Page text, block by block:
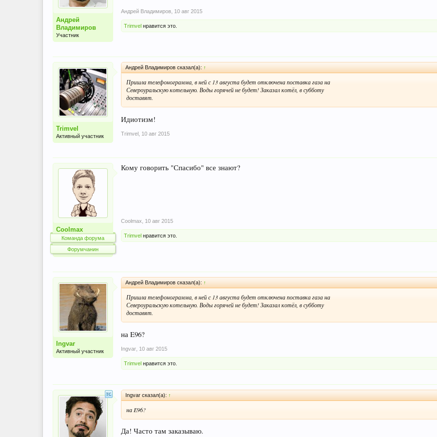
Андрей
Владимиров
Участник
Андрей Владимиров 10 авг 2015
Trimvel нравится это.
Trimvel
Активный участник
Андрей Владимиров сказал(а): ↑
Пришла телефонограмма, в ней с 13 августа будет отключена поставка газа на
Североуральскую котельную. Воды горячей не будет! Заказал котёл, в субботу
доставят.
Идиотизм!
Trimvel 10 авг 2015
Coolmax
Команда форума
Форумчанин
Кому говорить "Спасибо" все знают?
Coolmax 10 авг 2015
Trimvel нравится это.
Ingvar
Активный участник
Андрей Владимиров сказал(а): ↑
Пришла телефонограмма, в ней с 13 августа будет отключена поставка газа на
Североуральскую котельную. Воды горячей не будет! Заказал котёл, в субботу
доставят.
на E96?
Ingvar 10 авг 2015
Trimvel нравится это.
Ingvar сказал(а): ↑
на E96?
Да! Часто там заказываю.